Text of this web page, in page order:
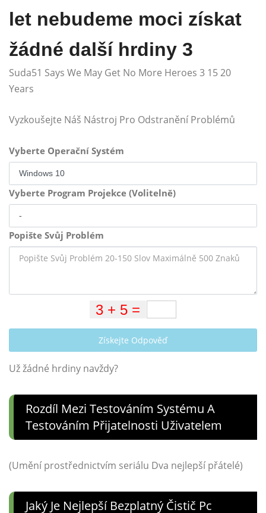
let nebudeme moci získat
žádné další hrdiny 3
Suda51 Says We May Get No More Heroes 3 15 20
Years
Vyzkoušejte Náš Nástroj Pro Odstranění Problémů
Vyberte Operační Systém
Vyberte Program Projekce (Volitelně)
Popište Svůj Problém
Získejte Odpověď
Už žádné hrdiny navždy?
Rozdíl Mezi Testováním Systému A
Testováním Přijatelnosti Uživatelem
(Umění prostřednictvím seriálu Dva nejlepší přátelé)
Jaký Je Nejlepší Bezplatný Čistič Pc